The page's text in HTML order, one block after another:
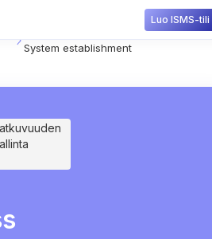
Luo ISMS-tili
Business Continuity Management
System establishment